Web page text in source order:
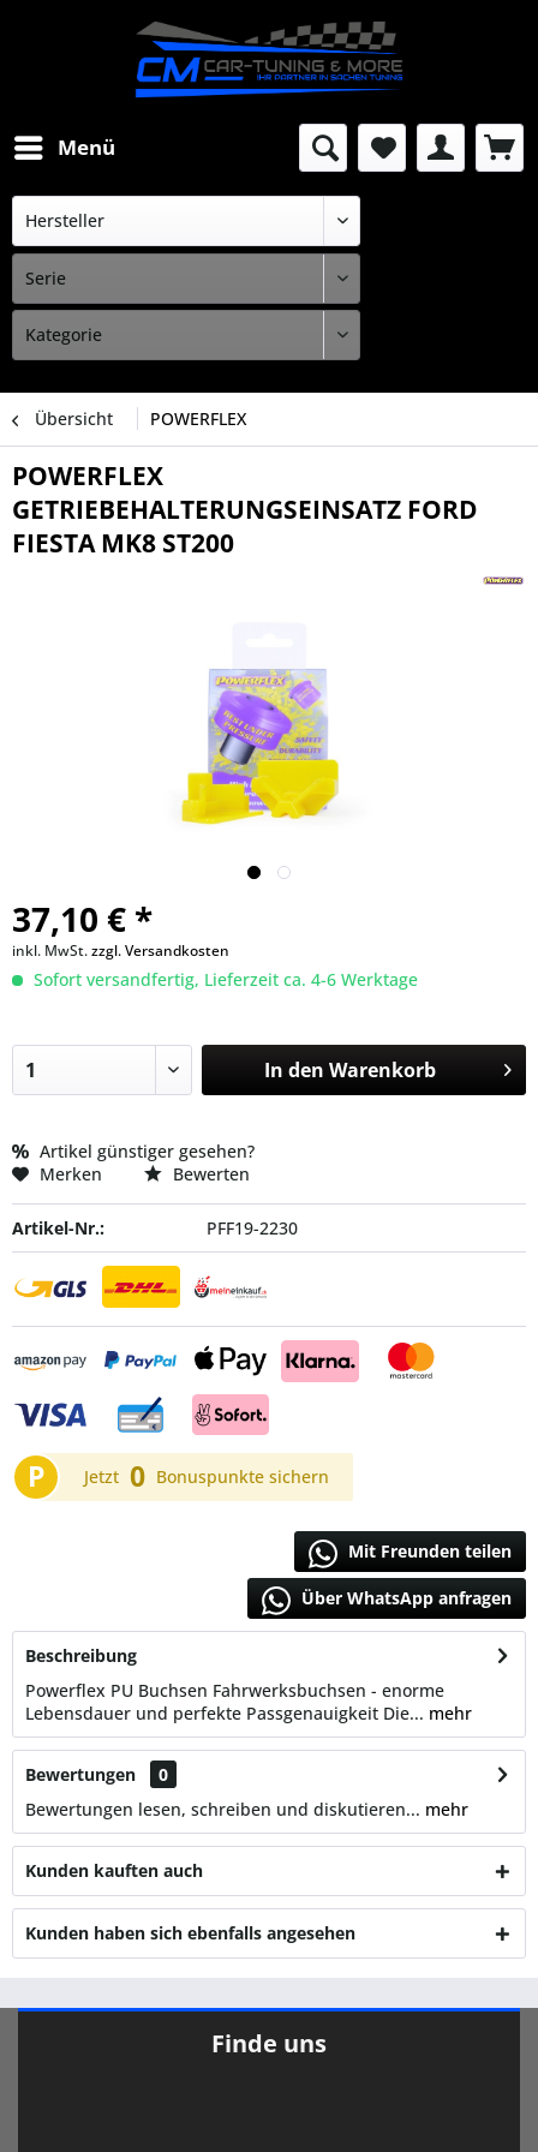
Menü
Übersicht POWERFLEX
POWERFLEX
GETRIEBEHALTERUNGSEINSATZ FORD
FIESTA MK8 ST200
37,10 € *
inkl. MwSt.zzgl. Versandkosten
Sofort versandfertig, Lieferzeit ca. 4-6 Werktage
In den Warenkorb
Artikel günstiger gesehen?
Merken
Bewerten
Artikel-Nr.: PFF19-2230
P Jetzt 0 Bonuspunkte sichern
Mit Freunden teilen
Über WhatsApp anfragen
Beschreibung
Powerflex PU Buchsen Fahrwerksbuchsen - enorme
Lebensdauer und perfekte Passgenauigkeit Die... mehr
Bewertungen
0
Bewertungen lesen, schreiben und diskutieren... mehr
Kunden kauften auch
Kunden haben sich ebenfalls angesehen
Finde uns